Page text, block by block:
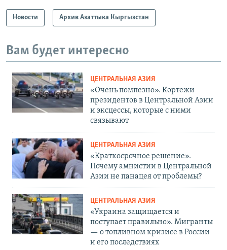
Новости Архив Азаттыка Кыргызстан
Вам будет интересно
ЦЕНТРАЛЬНАЯ АЗИЯ
«Очень помпезно». Кортежи
президентов в Центральной Азии
и эксцессы, которые с ними
связывают
ЦЕНТРАЛЬНАЯ АЗИЯ
«Краткосрочное решение».
Почему амнистии в Центральной
Азии не панацея от проблемы?
ЦЕНТРАЛЬНАЯ АЗИЯ
«Украина защищается и
поступает правильно». Мигранты
— о топливном кризисе в России
и его последствиях